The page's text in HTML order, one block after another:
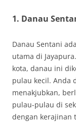
1. Danau
Danau Sentani
utama di
kota, danau ini
pulau kecil. Anda
menakjubkan,
pulau-pulau di
dengan kerajinan